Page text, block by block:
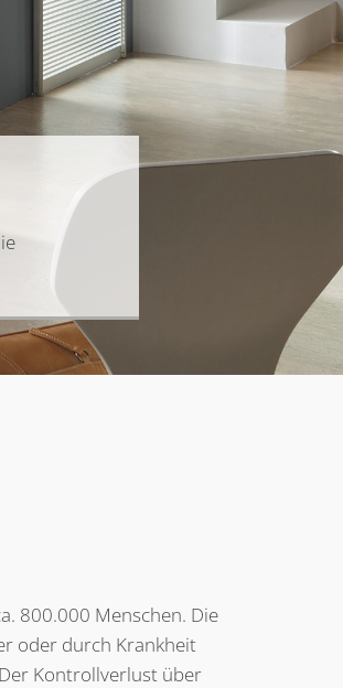
800.000 Menschen. Die
oder durch Krankheit
Kontrollverlust über